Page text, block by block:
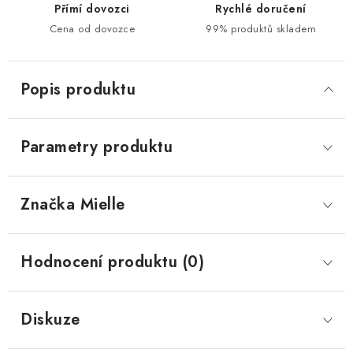
Přímí dovozci
Cena od dovozce
Rychlé doručení
99% produktů skladem
Popis produktu
Parametry produktu
Značka Mielle
Hodnocení produktu (0)
Diskuze